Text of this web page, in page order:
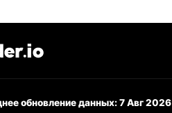
обновление данных: 7 Авг 2026